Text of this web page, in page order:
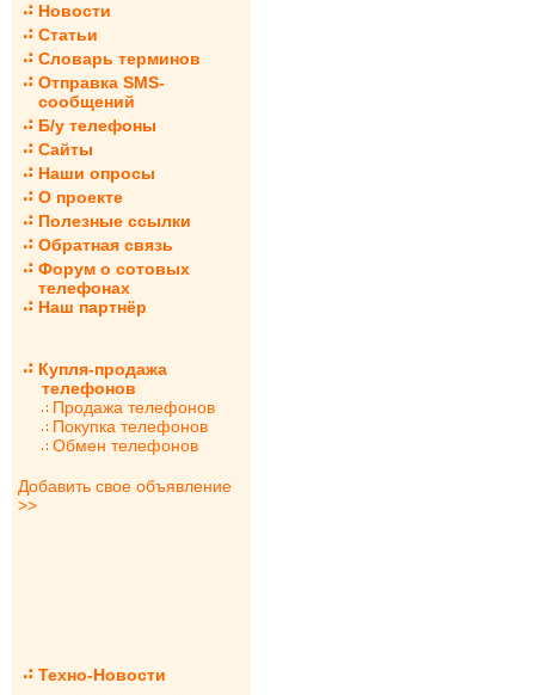
Новости
Статьи
Словарь терминов
Отправка SMS-
сообщений
Б/у телефоны
Сайты
Наши опросы
О проекте
Полезные ссылки
Обратная связь
Форум о сотовых
телефонах
Наш партнёр
Купля-продажа
телефонов
Продажа телефонов
Покупка телефонов
Обмен телефонов
Добавить свое объявление
>>
Техно-Новости